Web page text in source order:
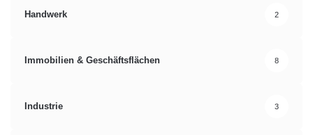
Handwerk 2
Immobilien & Geschäftsflächen 8
Industrie 3